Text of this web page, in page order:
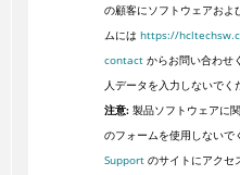
の顧客にソフトウェアおよ
ムには https://
contactからお問い合わせ
人データを入力しないでく
注意:製品ソフトウェアに
のフォームを使用しないで
Supportのサイトにアクセ